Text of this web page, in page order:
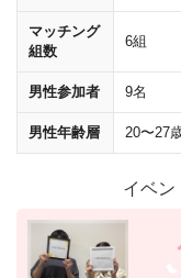
マッチング
組数
6組
男性参加者 9名
男性年齢層 20〜27
イベン